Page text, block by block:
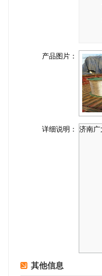
产品图片：
详细说明：
其他信息